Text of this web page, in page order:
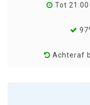
Tot
Achteraf